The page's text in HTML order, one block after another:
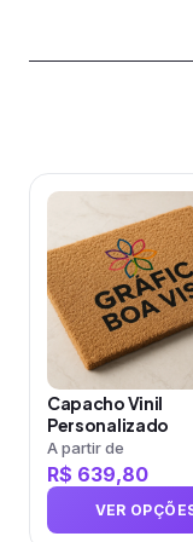
Capacho Vinil
Personalizado
A partir de
R$ 639,80
VER
Este
produto
tem
várias
variantes.
opções
podem
ser
escolhidas
página